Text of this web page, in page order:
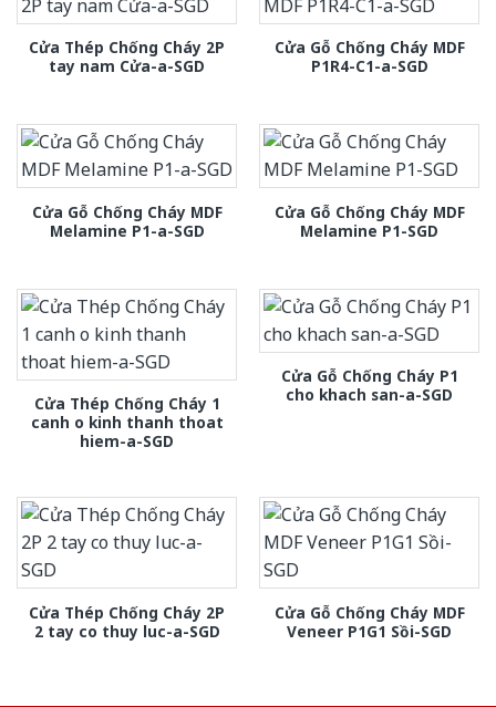
Cửa Thép Chống Cháy 2P
tay nam Cửa-a-SGD
Cửa Gỗ Chống Cháy MDF
P1R4-C1-a-SGD
Cửa Gỗ Chống Cháy MDF
Melamine P1-a-SGD
Cửa Gỗ Chống Cháy MDF
Melamine P1-SGD
Cửa Thép Chống Cháy 1
canh o kinh thanh thoat
hiem-a-SGD
Cửa Gỗ Chống Cháy P1
cho khach san-a-SGD
Cửa Thép Chống Cháy 2P
2 tay co thuy luc-a-SGD
Cửa Gỗ Chống Cháy MDF
Veneer P1G1 Sồi-SGD